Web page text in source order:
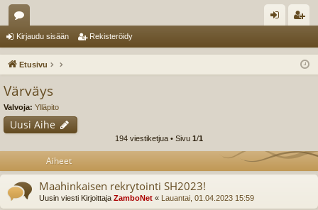
es
ku
ua
t
au ist
Kirjaudu sisään Rekisteröidy
Etusivu
Värväys
Valvoja: Ylläpito
Uusi Aihe
194 viestiketjua • Sivu 1/1
Aiheet
Maahinkaisen rekrytointi SH2023!
Uusin viesti Kirjoittaja ZamboNet « Lauantai, 01.04.2023 15:59